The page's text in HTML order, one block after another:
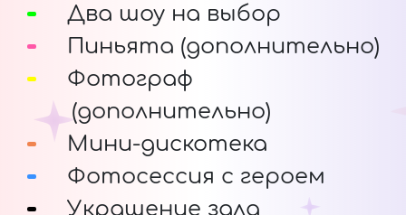
Два шоу на выбор
Пиньята (дополнительно)
Фотограф
(дополнительно)
Мини-дискотека
Фотосессия с героем
Украшение зала